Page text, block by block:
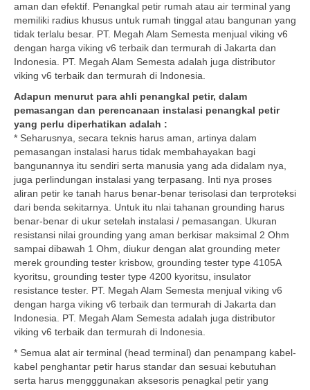
aman dan efektif. Penangkal petir rumah atau air terminal yang
memiliki radius khusus untuk rumah tinggal atau bangunan yang
tidak terlalu besar. PT. Megah Alam Semesta menjual viking v6
dengan harga viking v6 terbaik dan termurah di Jakarta dan
Indonesia. PT. Megah Alam Semesta adalah juga distributor
viking v6 terbaik dan termurah di Indonesia.
Adapun menurut para ahli penangkal petir, dalam
pemasangan dan perencanaan instalasi penangkal petir
yang perlu diperhatikan adalah :
* Seharusnya, secara teknis harus aman, artinya dalam
pemasangan instalasi harus tidak membahayakan bagi
bangunannya itu sendiri serta manusia yang ada didalam nya,
juga perlindungan instalasi yang terpasang. Inti nya proses
aliran petir ke tanah harus benar-benar terisolasi dan terproteksi
dari benda sekitarnya. Untuk itu nlai tahanan grounding harus
benar-benar di ukur setelah instalasi / pemasangan. Ukuran
resistansi nilai grounding yang aman berkisar maksimal 2 Ohm
sampai dibawah 1 Ohm, diukur dengan alat grounding meter
merek grounding tester krisbow, grounding tester type 4105A
kyoritsu, grounding tester type 4200 kyoritsu, insulator
resistance tester. PT. Megah Alam Semesta menjual viking v6
dengan harga viking v6 terbaik dan termurah di Jakarta dan
Indonesia. PT. Megah Alam Semesta adalah juga distributor
viking v6 terbaik dan termurah di Indonesia.
* Semua alat air terminal (head terminal) dan penampang kabel-
kabel penghantar petir harus standar dan sesuai kebutuhan
serta harus mengggunakan aksesoris penagkal petir yang